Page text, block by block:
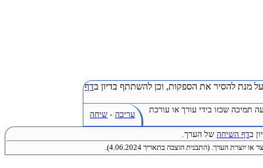
מנת להסיר את הספקות, וכן להשתתף בדיון בדף
תמיכה שכזו בידי עורך או עורכת
עריכה - שיחה
בדף השיחה של הערך.
או יוצרת הערך. (התבנית הוצבה בתאריך 4.06.2024).